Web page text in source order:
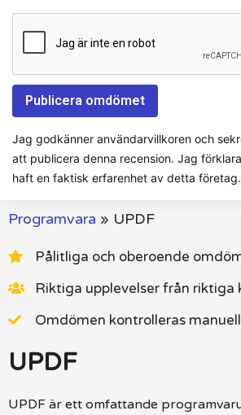
Jag godkänner användarvillkoren och
att publicera denna recension. Jag
haft en faktisk erfarenhet av detta företag.
Programvara » UPDF
Pålitliga och oberoende
Riktiga upplevelser från riktiga
Omdömen kontrolleras
UPDF
UPDF är ett omfattande